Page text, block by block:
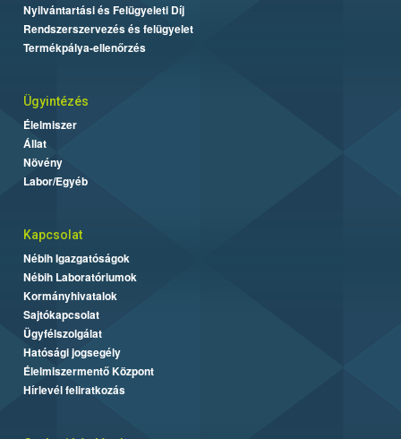
Nyilvántartási és Felügyeleti Díj
Rendszerszervezés és felügyelet
Termékpálya-ellenőrzés
Ügyintézés
Élelmiszer
Állat
Növény
Labor/Egyéb
Kapcsolat
Nébih Igazgatóságok
Nébih Laboratóriumok
Kormányhivatalok
Sajtókapcsolat
Ügyfélszolgálat
Hatósági jogsegély
Élelmiszermentő Központ
Hírlevél feliratkozás